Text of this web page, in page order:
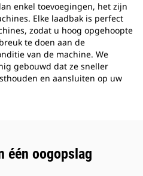
enkel toevoegingen, het zijn
Elke laadbak is perfect
zodat u hoog opgehoopte
te doen aan de
van de machine. We
gebouwd dat ze sneller
en aansluiten op uw
één oogopslag